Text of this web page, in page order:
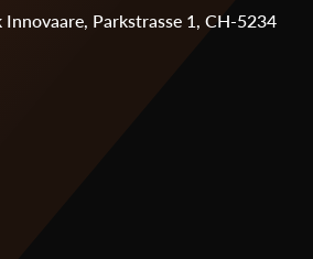
Parkstrasse 1, CH-5234